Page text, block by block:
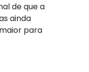
de que a
ainda
para